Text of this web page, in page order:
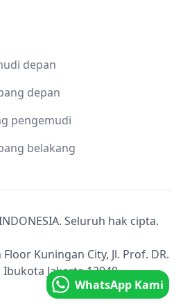
depan
depan
pengemudi
belakang
Seluruh hak cipta.
Kuningan City, Jl. Prof. DR.
Jakarta 12940.
WhatsApp Kami